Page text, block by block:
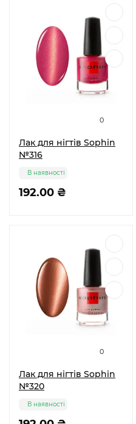
0
Лак для нігтів Sophin
№316
192.00 ₴
В наявності
0
Лак для нігтів Sophin
№320
В наявності